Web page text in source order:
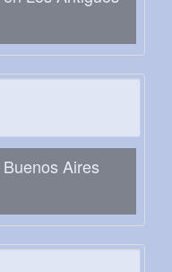
Aires